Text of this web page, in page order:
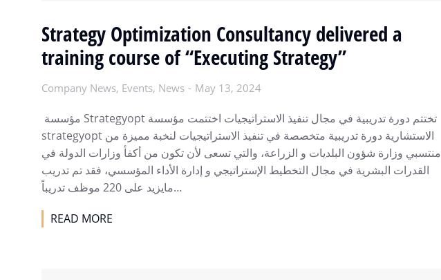
Strategy Optimization Consultancy delivered a
training course of “Executing Strategy”
Company News, Events, News May 13, 2024
strategyopt الاستشارية دورة تدريبية متخصصة في تنفيذ الاستراتيجيات لنخبة مميزة من
منتسبي وزارة شؤون البلديات و الزراعة، والتي تسعى لأن تكون من أكفأ وزارات الدولة في
القدرات البشرية في مجال التخطيط الإستراتيجي و إدارة الأداء المؤسسي، فقد تم تدريب
مايزيد على 220 موظف تدريباً…
READ MORE